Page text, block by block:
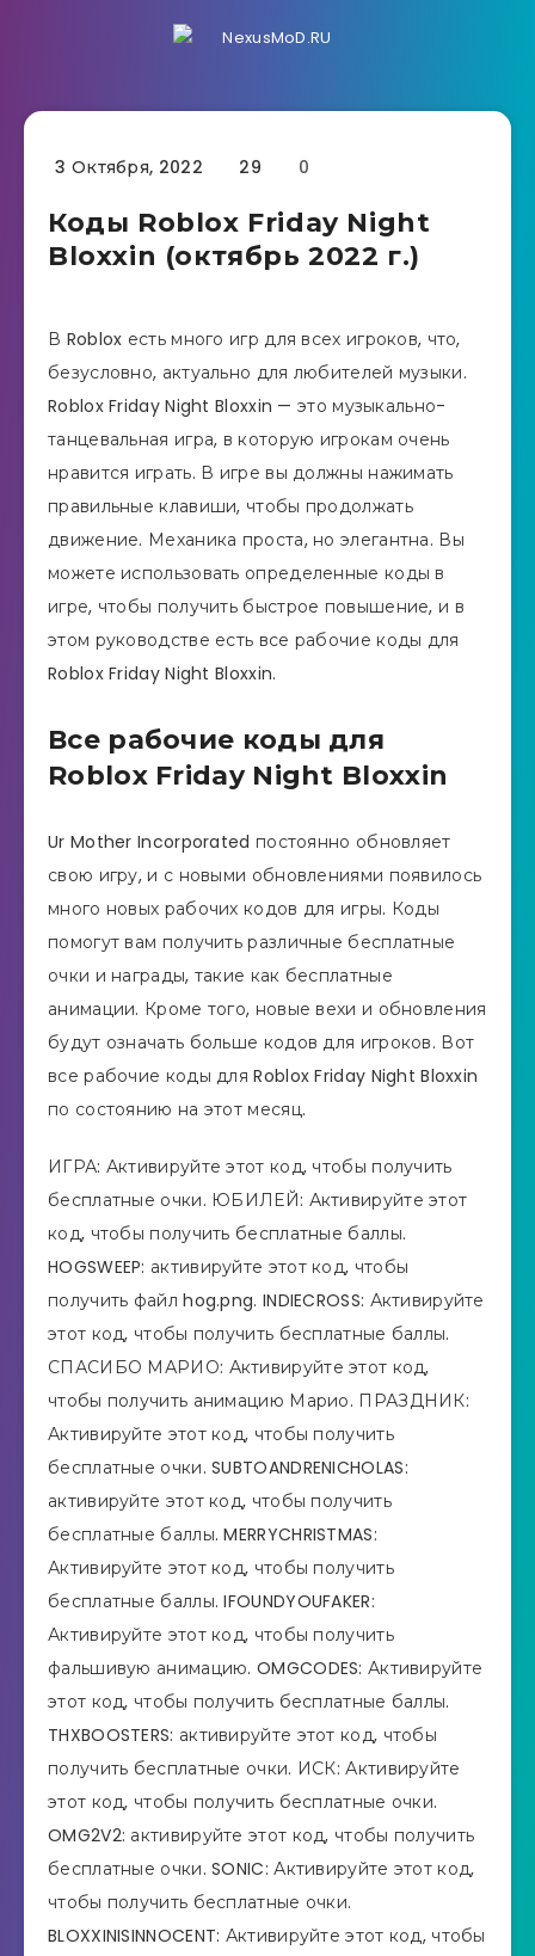
3 Октября, 2022 29 0
Коды Roblox Friday Night
Bloxxin (октябрь 2022 г.)
В Roblox есть много игр для всех игроков, что,
безусловно, актуально для любителей музыки.
Roblox Friday Night Bloxxin — это музыкально-
танцевальная игра, в которую игрокам очень
нравится играть. В игре вы должны нажимать
правильные клавиши, чтобы продолжать
движение. Механика проста, но элегантна. Вы
можете использовать определенные коды в
игре, чтобы получить быстрое повышение, и в
этом руководстве есть все рабочие коды для
Roblox Friday Night Bloxxin.
Все рабочие коды для
Roblox Friday Night Bloxxin
Ur Mother Incorporated постоянно обновляет
свою игру, и с новыми обновлениями появилось
много новых рабочих кодов для игры. Коды
помогут вам получить различные бесплатные
очки и награды, такие как бесплатные
анимации. Кроме того, новые вехи и обновления
будут означать больше кодов для игроков. Вот
все рабочие коды для Roblox Friday Night Bloxxin
по состоянию на этот месяц.
ИГРА: Активируйте этот код, чтобы получить
бесплатные очки. ЮБИЛЕЙ: Активируйте этот
код, чтобы получить бесплатные баллы.
HOGSWEEP: активируйте этот код, чтобы
получить файл hog.png. INDIECROSS: Активируйте
этот код, чтобы получить бесплатные баллы.
СПАСИБО МАРИО: Активируйте этот код,
чтобы получить анимацию Марио. ПРАЗДНИК:
Активируйте этот код, чтобы получить
бесплатные очки. SUBTOANDRENICHOLAS:
активируйте этот код, чтобы получить
бесплатные баллы. MERRYCHRISTMAS:
Активируйте этот код, чтобы получить
бесплатные баллы. IFOUNDYOUFAKER:
Активируйте этот код, чтобы получить
фальшивую анимацию. OMGCODES: Активируйте
этот код, чтобы получить бесплатные баллы.
THXBOOSTERS: активируйте этот код, чтобы
получить бесплатные очки. ИСК: Активируйте
этот код, чтобы получить бесплатные очки.
OMG2V2: активируйте этот код, чтобы получить
бесплатные очки. SONIC: Активируйте этот код,
чтобы получить бесплатные очки.
BLOXXINISINNOCENT: Активируйте этот код, чтобы